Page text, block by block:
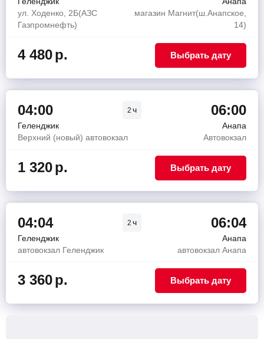
ул. Ходенко, 2Б(АЗС
Газпромнефть)
магазин Магнит(ш.Анапское,
14)
4 480р. Выбрать дату
04:00 2ч 06:00
Геленджик
Анапа
Верхний (новый) автовокзал
Автовокзал
1 320р. Выбрать дату
04:04 2ч 06:04
Геленджик
Анапа
автовокзал Геленджик
автовокзал Анапа
3 360р. Выбрать дату